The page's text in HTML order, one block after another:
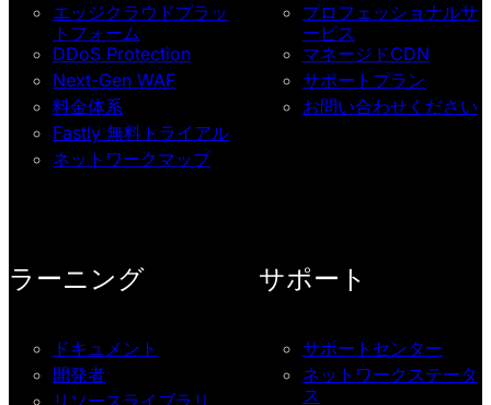
エッジクラウドプラッ
トフォーム
DDoS Protection
Next-Gen WAF
料金体系
Fastly 無料トライアル
ネットワークマップ
プロフェッショナルサ
ービス
マネージドCDN
サポートプラン
お問い合わせください
ラーニング
ドキュメント
開発者
サポート
サポートセンター
ネットワークステータ
ス